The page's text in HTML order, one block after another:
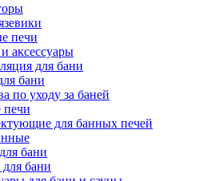
печи
аксессуары
для бани
бани
по уходу за баней
печи
для банных печей
бани
бани